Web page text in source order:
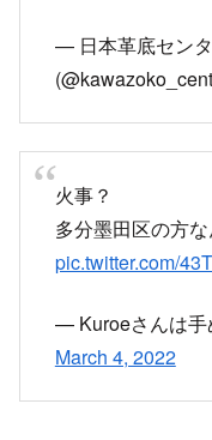
— 日本革底セン
火事？
多分墨田区の方な
pic.twitter.com/
— Kuroeさんは手
March 4, 2022